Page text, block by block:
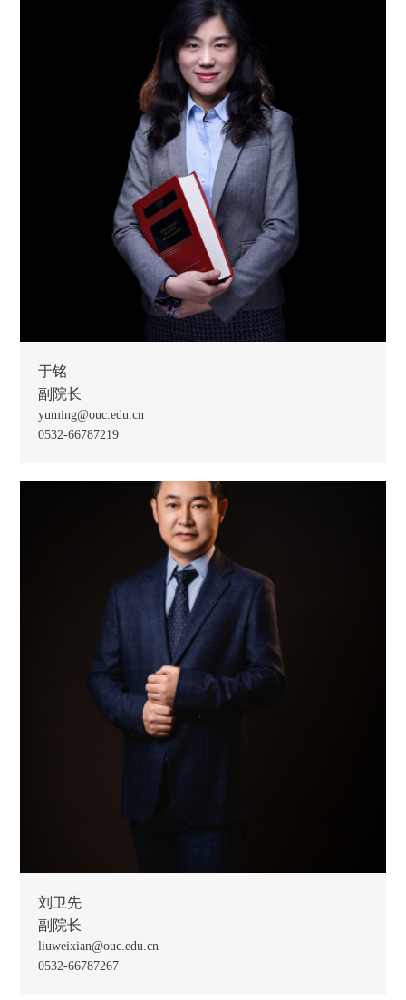
于铭
副院长
yuming@ouc.edu.cn
0532-66787219
刘卫先
副院长
liuweixian@ouc.edu.cn
0532-66787267